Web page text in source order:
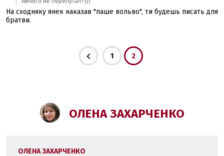
На сходняку янек наказав "паше вольво", ти будешь писать для
братви.
1 2
ОЛЕНА ЗАХАРЧЕНКО
ОЛЕНА ЗАХАРЧЕНКО